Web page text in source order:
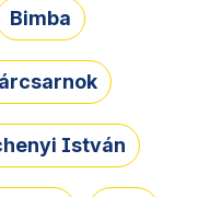
Bimba
István